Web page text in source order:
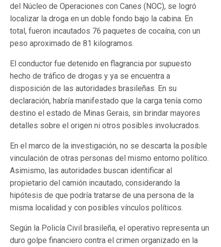
del Núcleo de Operaciones con Canes (NOC), se logró
localizar la droga en un doble fondo bajo la cabina. En
total, fueron incautados 76 paquetes de cocaína, con un
peso aproximado de 81 kilogramos.
El conductor fue detenido en flagrancia por supuesto
hecho de tráfico de drogas y ya se encuentra a
disposición de las autoridades brasileñas. En su
declaración, habría manifestado que la carga tenía como
destino el estado de Minas Gerais, sin brindar mayores
detalles sobre el origen ni otros posibles involucrados.
En el marco de la investigación, no se descarta la posible
vinculación de otras personas del mismo entorno político.
Asimismo, las autoridades buscan identificar al
propietario del camión incautado, considerando la
hipótesis de que podría tratarse de una persona de la
misma localidad y con posibles vínculos políticos.
Según la Policía Civil brasileña, el operativo representa un
duro golpe financiero contra el crimen organizado en la